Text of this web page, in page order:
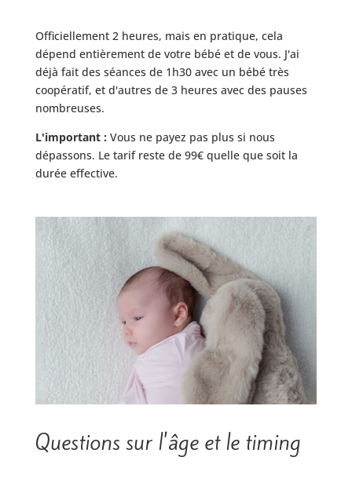
Officiellement 2 heures, mais en pratique, cela
dépend entièrement de votre bébé et de vous. J'ai
déjà fait des séances de 1h30 avec un bébé très
coopératif, et d'autres de 3 heures avec des pauses
nombreuses.
L'important : Vous ne payez pas plus si nous
dépassons. Le tarif reste de 99€ quelle que soit la
durée effective.
Questions sur l'âge et le timing